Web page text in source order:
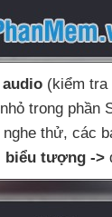
(kiểm tra
trong phần
nghe thử, các
biểu tượng ->